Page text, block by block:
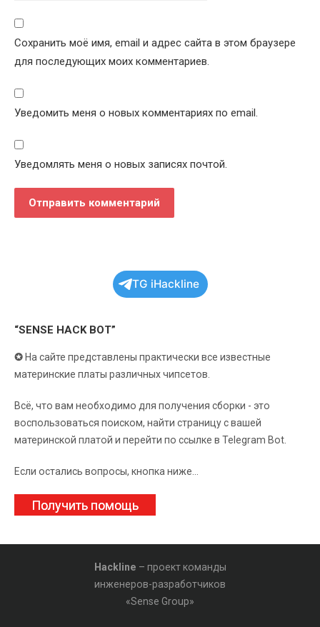
Сохранить моё имя, email и адрес сайта в этом браузере
для последующих моих комментариев.
Уведомить меня о новых комментариях по email.
Уведомлять меня о новых записях почтой.
TG iHackline
“SENSE HACK BOT”
✪ На сайте представлены практически все известные
материнские платы различных чипсетов.
Всё, что вам необходимо для получения сборки - это
воспользоваться поиском, найти страницу с вашей
материнской платой и перейти по ссылке в Telegram Bot.
Если остались вопросы, кнопка ниже...
Получить помощь
Hackline – проект команды
инженеров-разработчиков
«Sense Group»